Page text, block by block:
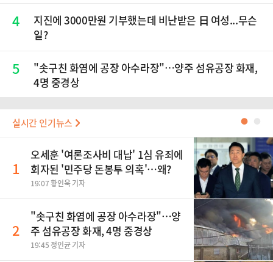
4
지진에 3000만원 기부했는데 비난받은 日 여성...무슨
일?
5
"솟구친 화염에 공장 아수라장"…양주 섬유공장 화재,
4명 중경상
실시간 인기뉴스 ●
1
오세훈 '여론조사비 대납' 1심 유죄에
회자된 '민주당 돈봉투 의혹'…왜?
19:07 황인욱 기자
2
"솟구친 화염에 공장 아수라장"…양
주 섬유공장 화재, 4명 중경상
19:45 정인균 기자